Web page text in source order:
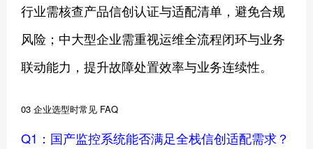
行业需核查产品信创认证与适配清单，避免合规
风险；中大型企业需重视运维全流程闭环与业务
联动能力，提升故障处置效率与业务连续性。
03 企业选型时常见 FAQ
Q1：国产监控系统能否满足全栈信创适配需求？